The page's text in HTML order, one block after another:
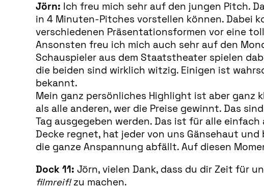
Jörn: Ich freu mich sehr auf den jungen Pitch.
in 4 Minuten-Pitches vorstellen können. Dabei
verschiedenen Präsentationsformen vor eine
Ansonsten freu ich mich auch sehr auf den
Schauspieler aus dem Staatstheater spielen
die beiden sind wirklich witzig. Einigen ist
bekannt.
Mein ganz persönliches Highlight ist aber ganz
als alle anderen, wer die Preise gewinnt. Das
Tag ausgegeben werden. Das ist für alle
Decke regnet, hat jeder von uns Gänsehaut
die ganze Anspannung abfällt. Auf diesen
Dock 11: Jörn, vielen Dank, dass du dir Zeit für
filmreif!zu machen.